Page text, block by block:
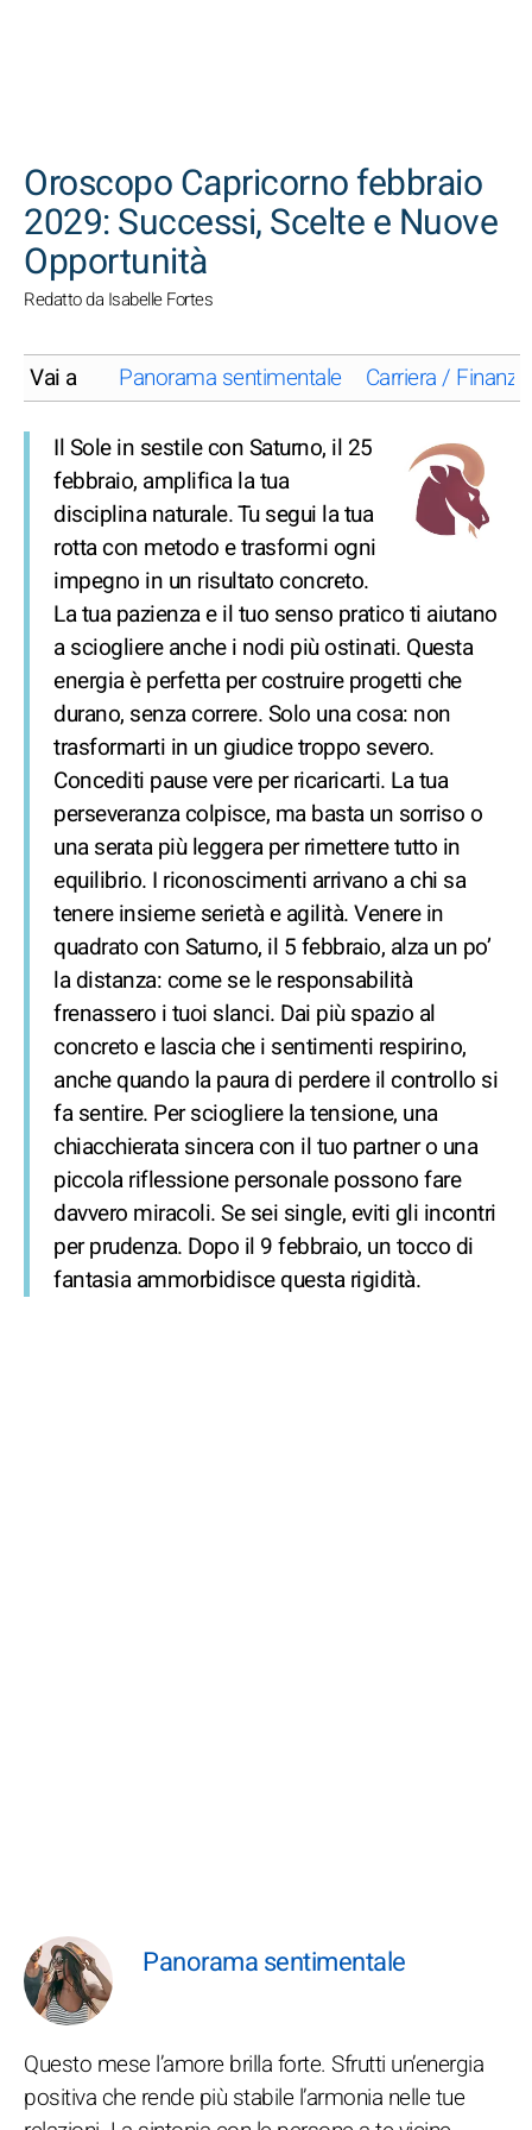
Oroscopo Capricorno febbraio
2029: Successi, Scelte e Nuove
Opportunità
Redatto da Isabelle Fortes
Vai a Panorama sentimentale Carriera / Finanze
Il Sole in sestile con Saturno, il 25
febbraio, amplifica la tua
disciplina naturale. Tu segui la tua
rotta con metodo e trasformi ogni
impegno in un risultato concreto.
La tua pazienza e il tuo senso pratico ti aiutano
a sciogliere anche i nodi più ostinati. Questa
energia è perfetta per costruire progetti che
durano, senza correre. Solo una cosa: non
trasformarti in un giudice troppo severo.
Concediti pause vere per ricaricarti. La tua
perseveranza colpisce, ma basta un sorriso o
una serata più leggera per rimettere tutto in
equilibrio. I riconoscimenti arrivano a chi sa
tenere insieme serietà e agilità. Venere in
quadrato con Saturno, il 5 febbraio, alza un po’
la distanza: come se le responsabilità
frenassero i tuoi slanci. Dai più spazio al
concreto e lascia che i sentimenti respirino,
anche quando la paura di perdere il controllo si
fa sentire. Per sciogliere la tensione, una
chiacchierata sincera con il tuo partner o una
piccola riflessione personale possono fare
davvero miracoli. Se sei single, eviti gli incontri
per prudenza. Dopo il 9 febbraio, un tocco di
fantasia ammorbidisce questa rigidità.
Panorama sentimentale
Questo mese l’amore brilla forte. Sfrutti un’energia
positiva che rende più stabile l’armonia nelle tue